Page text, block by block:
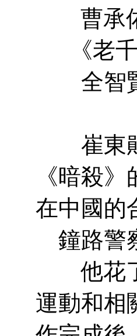
曹承佑
《老
全智賢
崔東勛
《暗殺
在中國的
鐘路警
他花了
運動和相